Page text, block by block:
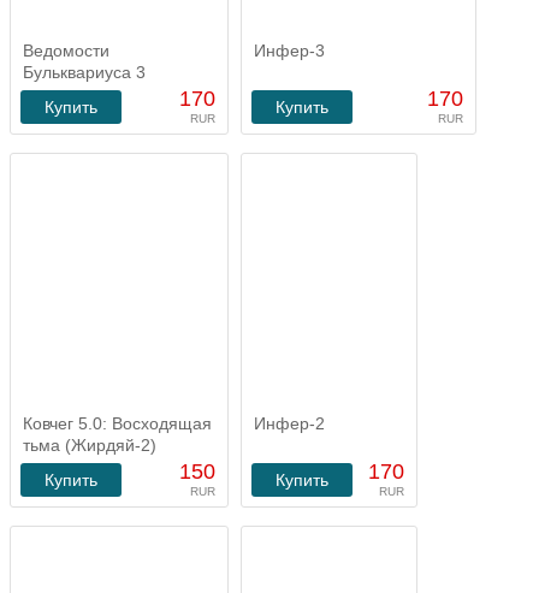
Ведомости
Бульквариуса 3
170
RUR
Купить
Инфер-3
170
RUR
Купить
Ковчег 5.0: Восходящая
тьма (Жирдяй-2)
150
RUR
Купить
Инфер-2
170
RUR
Купить